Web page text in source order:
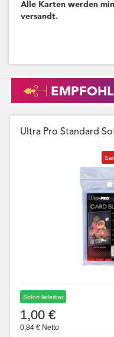
Alle Karten werden
versandt.
Ultra Pro Standard
Sofort lieferbar
1,00 €
0,84 € Netto